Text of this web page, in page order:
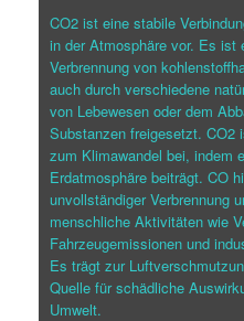
CO2 ist eine stabile
in der Atmosphäre vor. Es ist
Verbrennung von
auch durch verschiedene
von Lebewesen oder dem
Substanzen freigesetzt. CO2
zum Klimawandel bei, indem
Erdatmosphäre beiträgt. CO
unvollständiger Verbrennung
menschliche Aktivitäten wie
Fahrzeugemissionen und
Es trägt zur
Quelle für schädliche
Umwelt.